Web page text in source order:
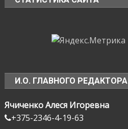
И.О. ГЛАВНОГО РЕДАКТОРА
Ячиченко Алеся Игоревна
+375-2346-4-19-63